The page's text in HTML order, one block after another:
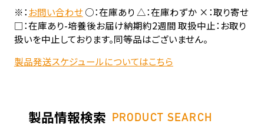
※：お問い合わせ○：在庫あり △：在庫わずか ×：取り寄せ
□：在庫あり-培養後お届け納期約2週間 取扱中止：お取り
扱いを中止しております。同等品はございません。
製品発送スケジュールについてはこちら
製品情報検索 PRODUCT SEARCH